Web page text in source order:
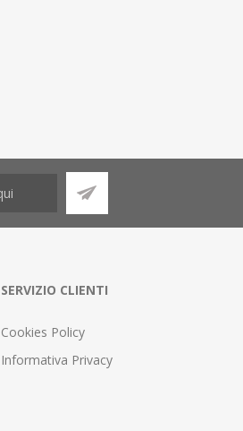
SERVIZIO CLIENTI
Cookies Policy
Informativa Privacy